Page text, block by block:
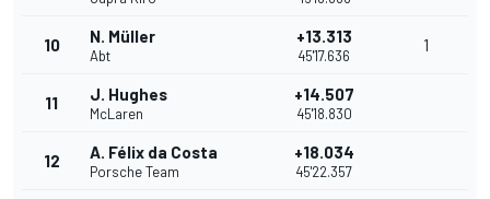
10 N. Müller
Abt
+13.313
45'17.636
1
11 J. Hughes
McLaren
+14.507
45'18.830
12 A. Félix da Costa
Porsche Team
+18.034
45'22.357